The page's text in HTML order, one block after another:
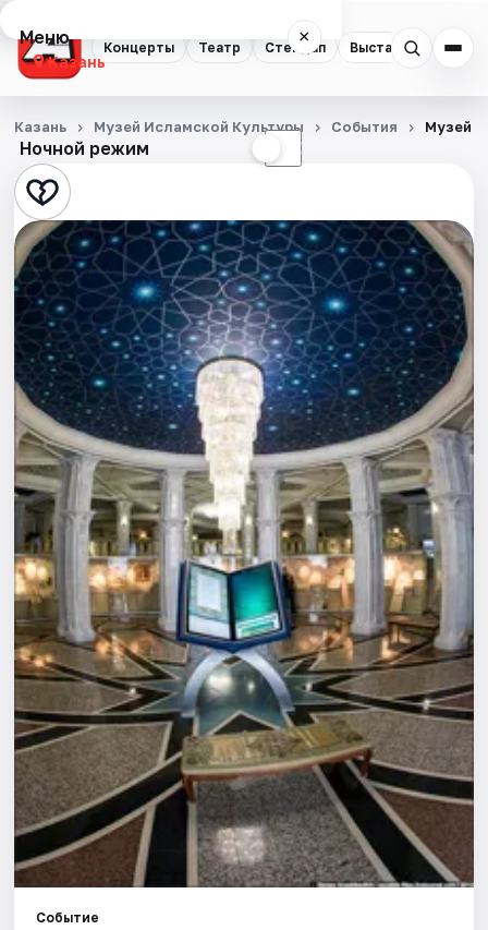
Концерты Театр Стендап Выставки
Меню ×
Казань
Концерты
Театр
Стендап
Выставки
Квесты
Экскурсии
Спорт
События
Города
Площадки
Артисты
Рейтинги
Ночной режим ☾
Казань Музей Исламской Культуры События Музей
Событие